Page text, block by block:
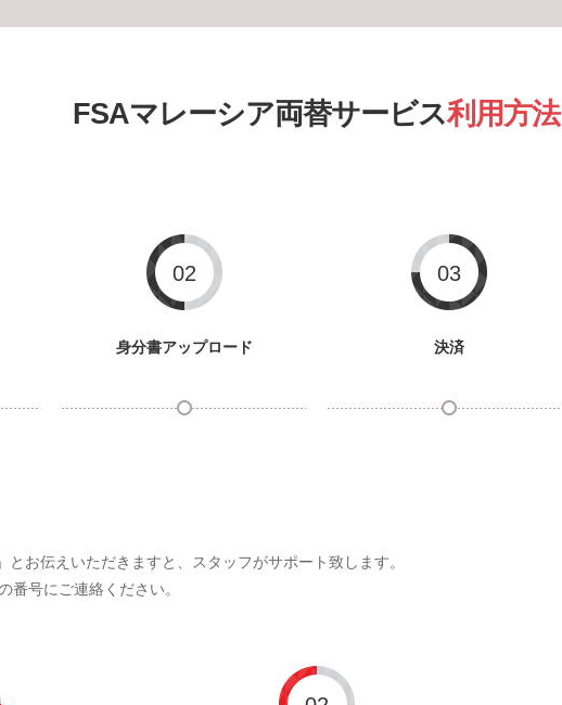
FSAマレーシア両替サービス利用方法
02
身分書アップロード
03
決済
お伝えいただきますと、スタッフがサポート致します。
番号にご連絡ください。